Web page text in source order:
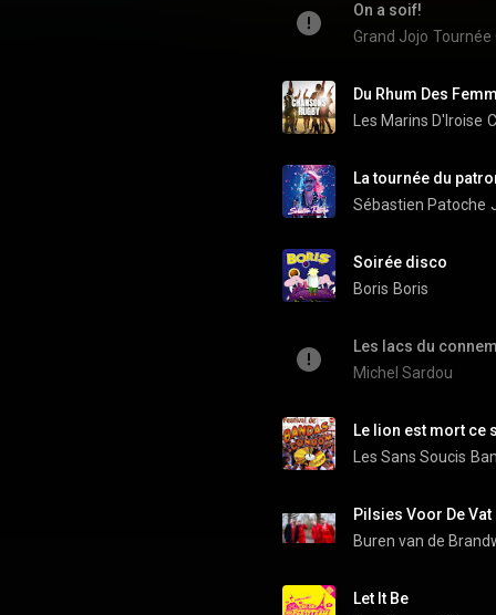
On a soif!
Grand Jojo Tournée
Du Rhum Des
Les Marins D'Iroise
La tournée du
Sébastien Patoche
Soirée disco
Boris Boris
Les lacs du
Michel Sardou
Le lion est mort ce
Les Sans Soucis
Pilsies Voor De Vat
Buren van de
Let It Be